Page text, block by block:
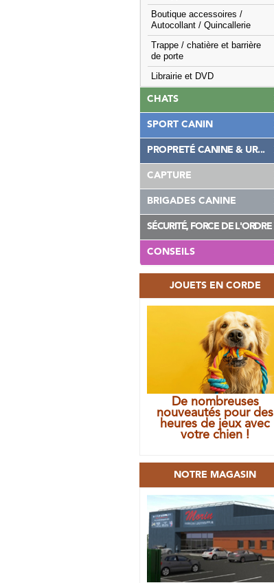
Boutique accessoires /
Autocollant / Quincallerie
Trappe / chatière et barrière
de porte
Librairie et DVD
CHATS
SPORT CANIN
PROPRETÉ CANINE & UR...
CAPTURE
BRIGADES CANINE
SÉCURITÉ, FORCE DE L'ORDRE
CONSEILS
JOUETS EN CORDE
De nombreuses
nouveautés pour des
heures de jeux avec
votre chien !
NOTRE MAGASIN